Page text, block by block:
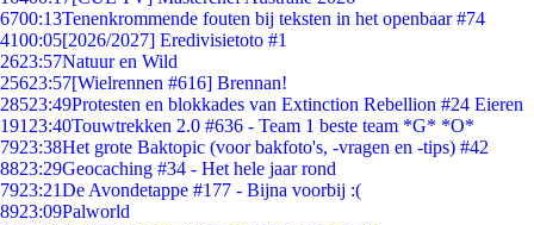
6700:13Tenenkrommende fouten bij teksten in het openbaar #74
4100:05[2026/2027] Eredivisietoto #1
2623:57Natuur en Wild
25623:57[Wielrennen #616] Brennan!
28523:49Protesten en blokkades van Extinction Rebellion #24 Eieren
191 23:40Touwtrekken 2.0 #636 - Team 1 beste team *G* *O*
7923:38Het grote Baktopic (voor bakfoto's, -vragen en -tips) #42
8823:29Geocaching #34 - Het hele jaar rond
7923:21De Avondetappe #177 - Bijna voorbij :(
8923:09Palworld